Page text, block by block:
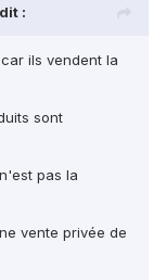
:
ils vendent la
sont
pas la
vente privée de